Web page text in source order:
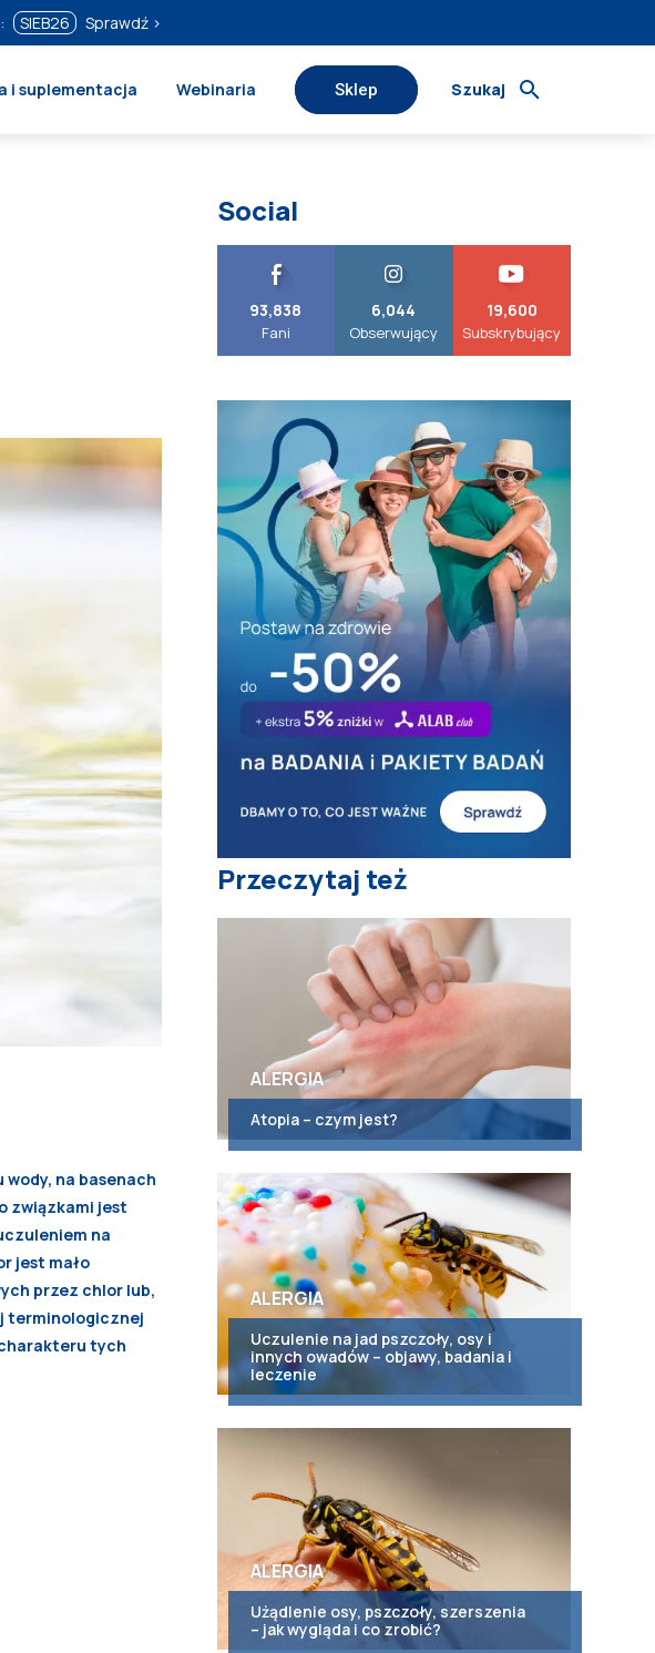
SIEB26 Sprawdź ›
Szukaj
i suplementacja Webinaria Sklep
na basenach
związkami jest
na
jest mało
przez chlor lub,
terminologicznej
tych
Social
93,838
Fani
6,044
Obserwujący
19,600
Subskrybujący
Przeczytaj też
ALERGIA
Atopia – czym jest?
ALERGIA
Uczulenie na jad pszczoły, osy i
innych owadów – objawy, badania i
leczenie
ALERGIA
Użądlenie osy, pszczoły, szerszenia
– jak wygląda i co zrobić?